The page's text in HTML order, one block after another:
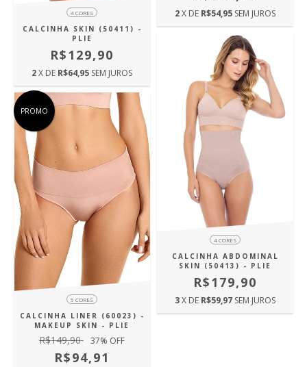
4 CORES
CALCINHA SKIN (50411) -
PLIE
R$129,90
2X DE R$64,95 SEM JUROS
2X DE R$54,95 SEM JUROS
PROMO
5 CORES
CALCINHA LINER (60023) -
MAKEUP SKIN - PLIE
R$149,90 37% OFF
R$94,91
4 CORES
CALCINHA ABDOMINAL
SKIN (50413) - PLIE
R$179,90
3X DE R$59,97 SEM JUROS